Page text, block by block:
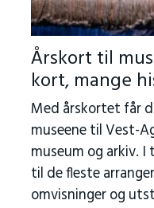
Årskort til
kort, mange
Med årskortet får
museene til Vest-
museum og arkiv.
til de fleste
omvisninger og